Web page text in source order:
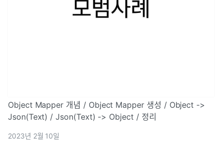
Object Mapper 개념 / Object Mapper 생성 / Object ->
Json(Text) / Json(Text) -> Object / 정리
2023년 2월 10일